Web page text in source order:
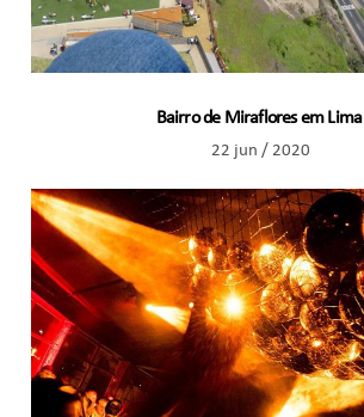
Bairro de Miraflores em Lima
22 jun / 2020